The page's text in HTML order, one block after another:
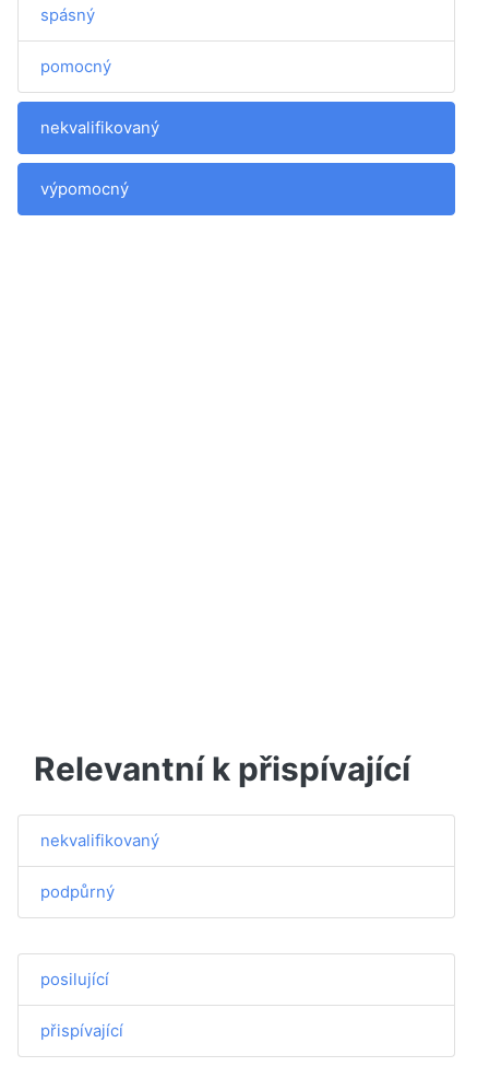
spásný
pomocný
nekvalifikovaný
výpomocný
Relevantní k přispívající
nekvalifikovaný
podpůrný
posilující
přispívající